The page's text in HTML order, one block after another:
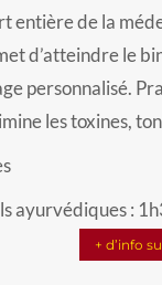
entière de la
d’atteindre le
personnalisé.
les toxines,
ayurvédiques :
+ d’info